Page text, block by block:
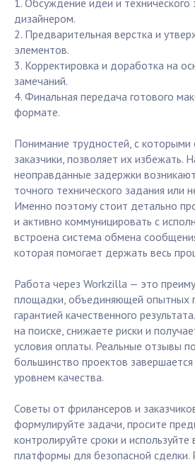
1. Обсуждение идеи и технического
дизайнером.
2. Предварительная верстка и
элементов.
3. Корректировка и доработка на
замечаний.
4. Финальная передача готового
формате.
Понимание трудностей, с которыми
заказчики, позволяет их избежать.
неоправданные задержки
точного технического задания или
Именно поэтому стоит детально
и активно коммуницировать с
встроена система обмена
которая помогает держать весь
Работа через Workzilla — это
площадки, объединяющей опытных
гарантией качественного
на поиске, снижаете риски и
условия оплаты. Реальные отзывы
большинство проектов
уровнем качества.
Советы от фрилансеров и
формулируйте задачи, просите
контролируйте сроки и
платформы для безопасной сделки.